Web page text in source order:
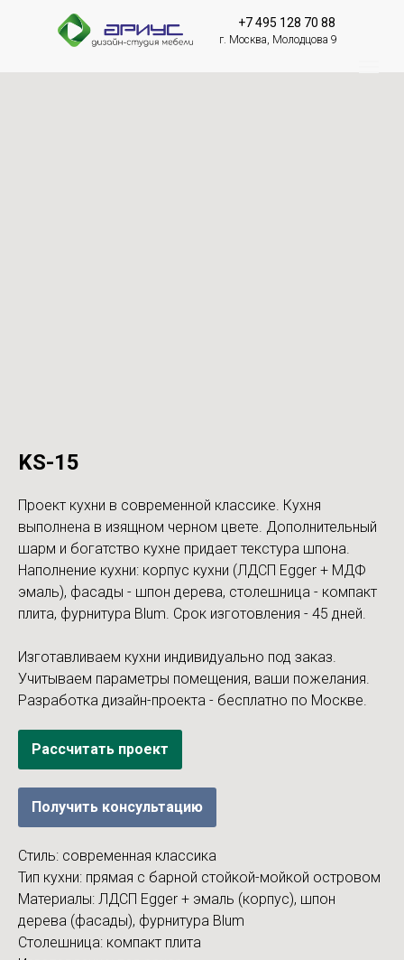
+7 495 128 70 88
г. Москва, Молодцова 9
KS-15
Проект кухни в современной классике. Кухня
выполнена в изящном черном цвете. Дополнительный
шарм и богатство кухне придает текстура шпона.
Наполнение кухни: корпус кухни (ЛДСП Egger + МДФ
эмаль), фасады - шпон дерева, столешница - компакт
плита, фурнитура Blum. Срок изготовления - 45 дней.
Изготавливаем кухни индивидуально под заказ.
Учитываем параметры помещения, ваши пожелания.
Разработка дизайн-проекта - бесплатно по Москве.
Рассчитать проект
Получить консультацию
Стиль: современная классика
Тип кухни: прямая с барной стойкой-мойкой островом
Материалы: ЛДСП Egger + эмаль (корпус), шпон
дерева (фасады), фурнитура Blum
Столешница: компакт плита